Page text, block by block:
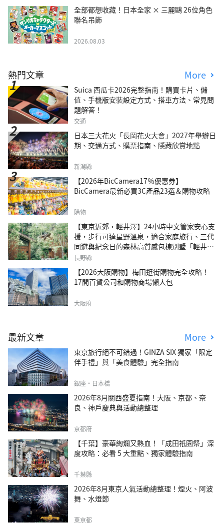
全部都想收藏！日本全家 × 三麗鷗 26位角色
聯名吊飾
2026.08.03
熱門文章 More
Suica 西瓜卡2026完整指南！購買卡片、儲
值、手機版安裝設定方式、搭車方法、常見問
題解答！
交通
日本三大花火「長岡花火大會」2027年舉辦日
期、交通方式、購票指南、隱藏欣賞地點
新潟縣
【2026年BicCamera17％優惠券】
BicCamera最新必買3C產品23選＆購物攻略
購物
【東京近郊・輕井澤】24小時中文管家安心支
援，步行可達星野溫泉，適合家庭旅行、三代
同遊與紀念日的森林高質感包棟別墅「輕井澤
森四季VILLA」
長野縣
【2026大阪購物】梅田逛街購物完全攻略！
17間百貨公司和購物商場懶人包
大阪府
最新文章 More
東京旅行絕不可錯過！GINZA SIX 獨家「限定
伴手禮」與「美食體驗」完全指南
銀座・日本橋
2026年8月關西盛夏指南！大阪、京都、奈
良、神戶慶典與活動總整理
京都府
【千葉】豪華絢爛又熱血！「成田祇園祭」深
度攻略：必看 5 大重點、獨家體驗指南
千葉縣
2026年8月東京人氣活動總整理！煙火、阿波
舞、水燈節
東京都